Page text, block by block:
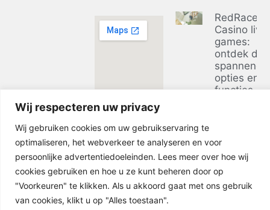
Wij respecteren uw privacy
Wij gebruiken cookies om uw gebruikservaring te
optimaliseren, het webverkeer te analyseren en voor
persoonlijke advertentiedoeleinden. Lees meer over hoe wij
cookies gebruiken en hoe u ze kunt beheren door op
"Voorkeuren" te klikken. Als u akkoord gaat met ons gebruik
van cookies, klikt u op "Alles toestaan".
RedRacer
Casino live
games:
ontdek de
opties en
functies
casino
in 2026